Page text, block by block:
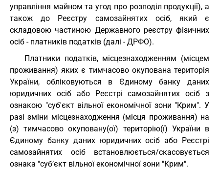
управління майном та угод про розподіл продукції), а
також до Реєстру самозайнятих осіб, який є
складовою частиною Державного реєстру фізичних
осіб - платників податків (далі - ДРФО).
Платники податків, місцезнаходженням (місцем
проживання) яких є тимчасово окупована територія
України, обліковуються в Єдиному банку даних
юридичних осіб або Реєстрі самозайнятих осіб з
ознакою "суб'єкт вільної економічної зони "Крим". У
разі зміни місцезнаходження (місця проживання) на
(з) тимчасово окуповану(ої) територію(ї) України в
Єдиному банку даних юридичних осіб або Реєстрі
самозайнятих осіб встановлюється/скасовується
ознака "суб’єкт вільної економічної зони "Крим".